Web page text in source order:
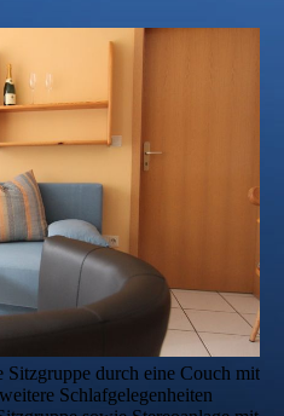
Sitzgruppe durch eine Couch mit
Schlafgelegenheiten